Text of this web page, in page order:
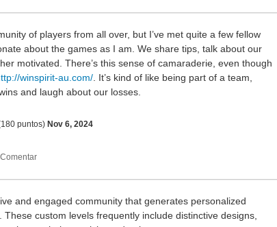
of players from all over, but I’ve met quite a few fellow
about the games as I am. We share tips, talk about our
motivated. There’s this sense of camaraderie, even though
winspirit-au.com/ . It’s kind of like being part of a team,
and laugh about our losses.
180 puntos) Nov 6, 2024
and engaged community that generates personalized
custom levels frequently include distinctive designs,